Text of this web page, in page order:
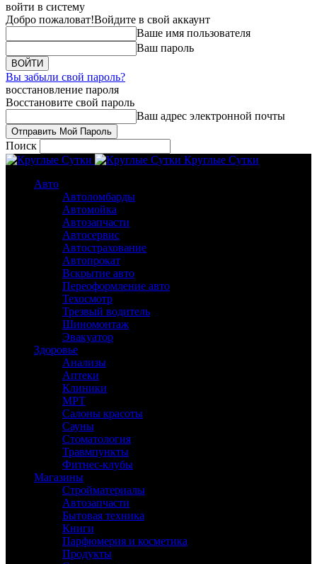
войти в систему
Добро пожаловат!Войдите в свой аккаунт
Ваше имя пользователя
Ваш пароль
Вы забыли свой пароль?
восстановление пароля
Восстановите свой пароль
Ваш адрес электронной почты
Поиск
Круглые Сутки
Авто
Автоломбарды
Автомойка
Автозапчасти
Автосервис
Автострахование
Автопрокат
Вскрытие авто
Переоформление авто
Техосмотр
Трезвый водитель
Шиномонтаж
Эвакуатор
Здоровье
Анализы
Аптеки
Клиники
МРТ
Салоны красоты
Сауны
Стоматология
Травмпункты
Фитнес-клубы
Магазины
Стройматериалы
Автозапчасти
Бытовая техника
Книги
Парфюмерия и косметика
Продукты